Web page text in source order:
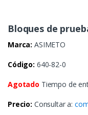
Bloques de
Marca: ASIMETO
Código: 640-82-0
Agotado Tiempo de
Precio: Consultar a: